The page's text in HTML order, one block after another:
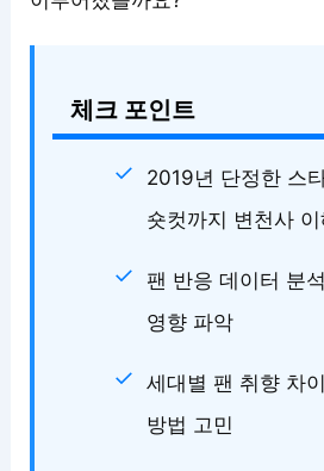
체크 포인트
2019년 단정한 스
숏컷까지 변천사 이
팬 반응 데이터 분
영향 파악
세대별 팬 취향 차
방법 고민